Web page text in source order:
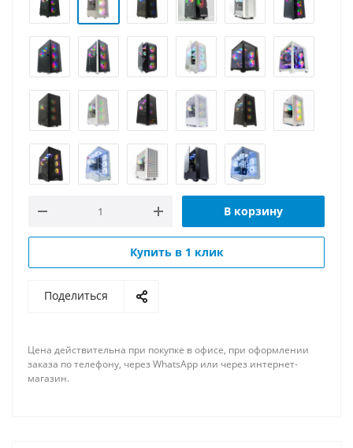
В корзину
Купить в 1 клик
Поделиться
Цена действительна при покупке в офисе, при оформлении
заказа по телефону, через WhatsApp или через интернет-
магазин.